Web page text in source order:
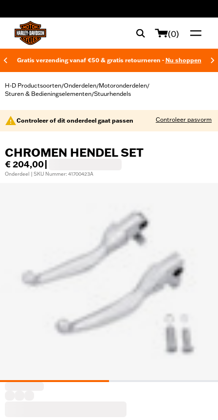
(0)
Gratis verzending vanaf €50 & gratis retourneren - Nu shoppen
H-D Productsoorten/Onderdelen/Motoronderdelen/
Sturen & Bedieningselementen/Stuurhendels
Controleer of dit onderdeel gaat passen Controleer pasvorm
CHROMEN HENDEL SET
€ 204,00
Onderdeel | SKU Nummer: 41700423A